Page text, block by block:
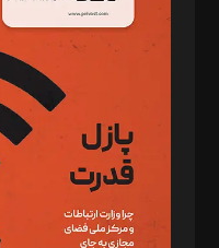
د‌بیر حقوق فناوری:
د‌بیر پیوست جهان: مینا پاکدل
د‌بیر تحریریه آنلاین: بابک نقاش
تحریریه‌: مجتبی محمود‌ی، آرش
مصطفی مسجدی آرانی، ابوالفضل
رستمی،مصطفی باستان
ویرایش: نگار استاد‌‌آقا
طراح یونیفرم: مجید توکلی